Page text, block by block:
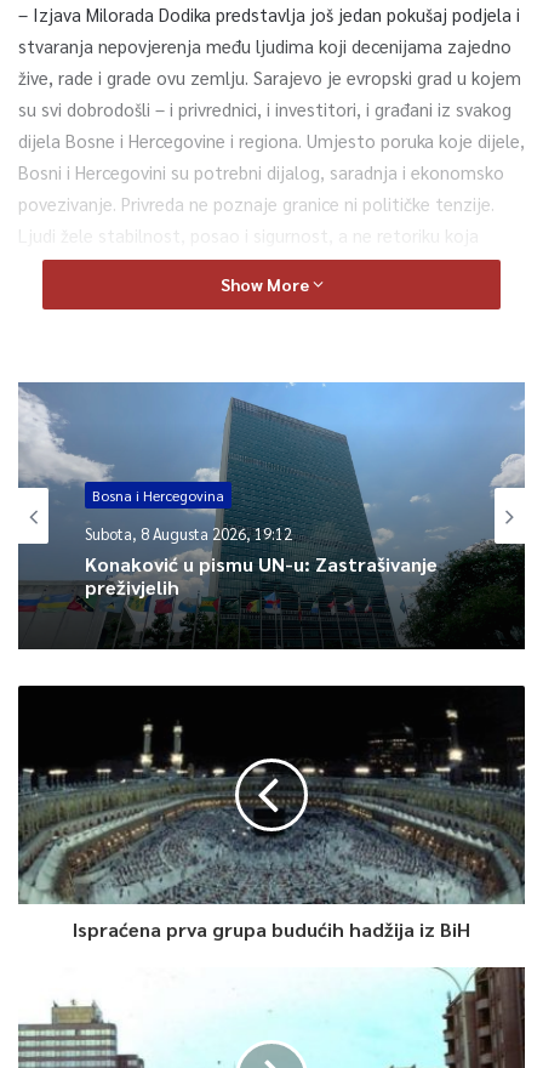
– Izjava Milorada Dodika predstavlja još jedan pokušaj podjela i
stvaranja nepovjerenja među ljudima koji decenijama zajedno
žive, rade i grade ovu zemlju. Sarajevo je evropski grad u kojem
su svi dobrodošli – i privrednici, i investitori, i građani iz svakog
dijela Bosne i Hercegovine i regiona. Umjesto poruka koje dijele,
Bosni i Hercegovini su potrebni dijalog, saradnja i ekonomsko
povezivanje. Privreda ne poznaje granice ni političke tenzije.
Ljudi žele stabilnost, posao i sigurnost, a ne retoriku koja
vraća zemlju unazad. Sarajevo će ostati grad otvorenosti,
zajedničkog života i evropskih vrijednosti – rekao je premijer
0
Article Rating
Show More
Bosna i Hercegovina
Subota, 8 Augusta 2026, 19:12
Konaković u pismu UN-u: Zastrašivanje
preživjelih
Ispraćena prva grupa budućih hadžija iz BiH